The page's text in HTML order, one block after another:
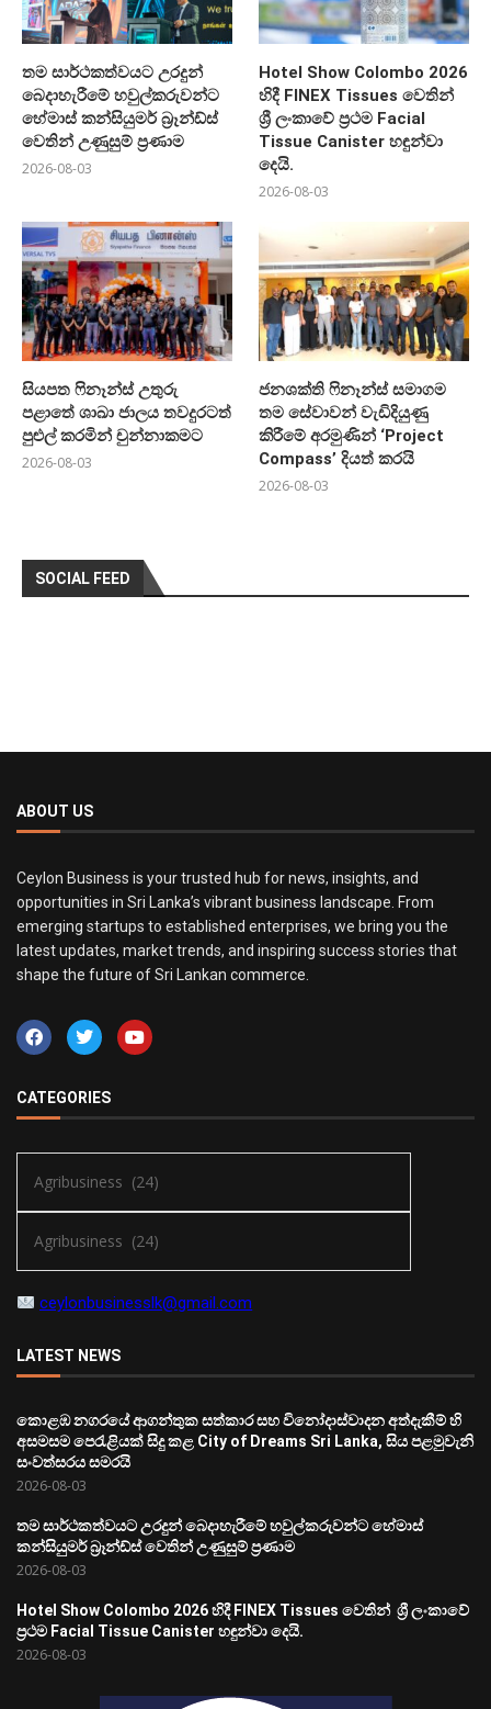
තම සාර්ථකත්වයට උරදුන්
බෙදාහැරීමේ හවුල්කරුවන්ට
හේමාස් කන්සියුමර් බ්‍රෑන්ඩ්ස්
වෙතින් උණුසුම් ප්‍රණාම
2026-08-03
Hotel Show Colombo 2026
හිදී FINEX Tissues වෙතින්
ශ්‍රී ලංකාවේ ප්‍රථම Facial
Tissue Canister හඳුන්වා
දෙයි.
2026-08-03
සියපත ෆිනෑන්ස් උතුරු
පළාතේ ශාඛා ජාලය තවදුරටත්
පුළුල් කරමින් චුන්නාකමට
2026-08-03
ජනශක්ති ෆිනෑන්ස් සමාගම
තම සේවාවන් වැඩිදියුණු
කිරීමේ අරමුණින් ‘Project
Compass’ දියත් කරයි
2026-08-03
SOCIAL FEED
ABOUT US
Ceylon Business is your trusted hub for news, insights, and
opportunities in Sri Lanka’s vibrant business landscape. From
emerging startups to established enterprises, we bring you the
latest updates, market trends, and inspiring success stories that
shape the future of Sri Lankan commerce.
CATEGORIES
ceylonbusinesslk@gmail.com
LATEST NEWS
කොළඹ නගරයේ ආගන්තුක සත්කාර සහ විනෝදාස්වාදන අත්දැකීම් හි
අසමසම පෙරැළියක් සිදු කළ City of Dreams Sri Lanka, සිය පළමුවැනි
සංවත්සරය සමරයි
2026-08-03
තම සාර්ථකත්වයට උරදුන් බෙදාහැරීමේ හවුල්කරුවන්ට හේමාස්
කන්සියුමර් බ්‍රෑන්ඩ්ස් වෙතින් උණුසුම් ප්‍රණාම
2026-08-03
Hotel Show Colombo 2026 හිදී FINEX Tissues වෙතින් ශ්‍රී ලංකාවේ
ප්‍රථම Facial Tissue Canister හඳුන්වා දෙයි.
2026-08-03